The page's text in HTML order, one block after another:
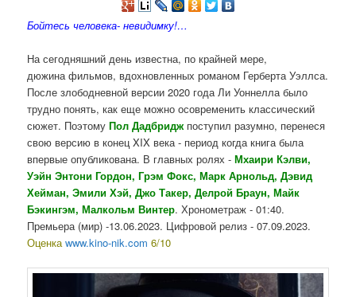
Бойтесь человека- невидимку!…
На сегодняшний день известна, по крайней мере,
дюжина фильмов, вдохновленных романом Герберта Уэллса.
После злободневной версии 2020 года Ли Уоннелла было
трудно понять, как еще можно осовременить классический
сюжет. ПоэтомуПол Дадбридж поступил разумно, перенеся
свою версию в конец XIX века - период когда книга была
впервые опубликована. В главных ролях -Мхаири Кэлви,
Уэйн Энтони Гордон, Грэм Фокс, Марк Арнольд, Дэвид
Хейман, Эмили Хэй, Джо Такер, Делрой Браун, Майк
Бэкингэм, Малкольм Винтер. Хронометраж - 01:40.
Премьера (мир) -13.06.2023. Цифровой релиз - 07.09.2023.
Оценкаwww.kino-nik.com 6/10